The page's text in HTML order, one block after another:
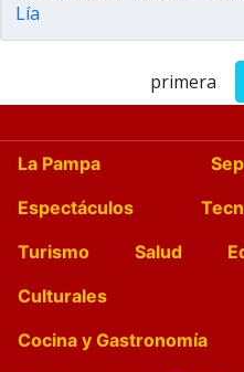
Lía
primera
La Pampa
Espectáculos
Turismo
Salud
Culturales
Cocina y Gastronomía